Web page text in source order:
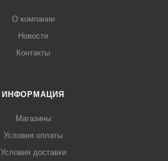
О компании
Новости
Контакты
ИНФОРМАЦИЯ
Магазины
Условия оплаты
Условия доставки